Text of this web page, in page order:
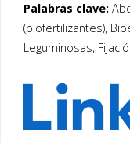
Palabras clave:
(biofertilizantes),
Leguminosas,